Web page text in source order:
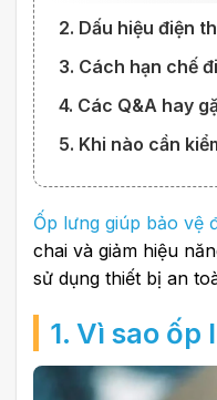
2. Dấu hiệu điện
3. Cách hạn chế
4. Các Q&A hay
5. Khi nào cần
Ốp lưng giúp bảo vệ
chai và giảm hiệu
sử dụng thiết bị an
1. Vì sao